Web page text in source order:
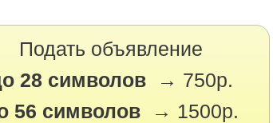
Подать объявление
28 символов → 750р.
56 символов → 1500р.